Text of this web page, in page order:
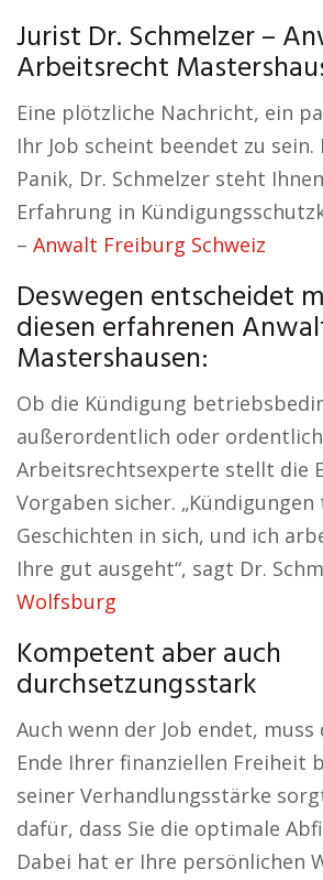
Jurist Dr. Schmelzer –
Arbeitsrecht
Eine plötzliche Nachricht, ein
Ihr Job scheint beendet zu sein.
Panik, Dr. Schmelzer steht
Erfahrung in
– Anwalt Freiburg Schweiz
Deswegen entscheidet
diesen erfahrenen
Mastershausen:
Ob die Kündigung
außerordentlich oder
Arbeitsrechtsexperte stellt die
Vorgaben sicher. „Kündigungen
Geschichten in sich, und ich
Ihre gut ausgeht“, sagt Dr.
Wolfsburg
Kompetent aber auch
durchsetzungsstark
Auch wenn der Job endet, muss
Ende Ihrer finanziellen Freiheit
seiner Verhandlungsstärke
dafür, dass Sie die optimale
Dabei hat er Ihre persönlichen